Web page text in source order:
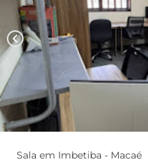
chevron_left
Sala em Imbetiba - Macaé